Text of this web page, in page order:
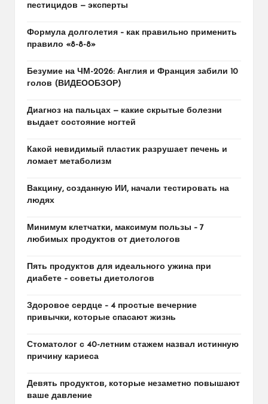
пестицидов — эксперты
Формула долголетия – как правильно применить
правило «8-8-8»
Безумие на ЧМ-2026: Англия и Франция забили 10
голов (ВИДЕООБЗОР)
Диагноз на пальцах — какие скрытые болезни
выдает состояние ногтей
Какой невидимый пластик разрушает печень и
ломает метаболизм
Вакцину, созданную ИИ, начали тестировать на
людях
Минимум клетчатки, максимум пользы – 7
любимых продуктов от диетологов
Пять продуктов для идеального ужина при
диабете – советы диетологов
Здоровое сердце – 4 простые вечерние
привычки, которые спасают жизнь
Стоматолог с 40-летним стажем назвал истинную
причину кариеса
Девять продуктов, которые незаметно повышают
ваше давление